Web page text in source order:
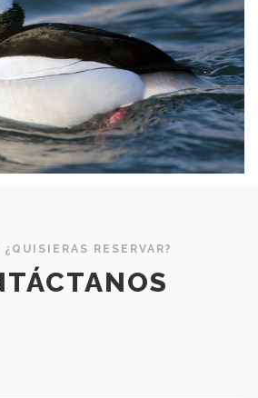
¿QUISIERAS RESERVAR?